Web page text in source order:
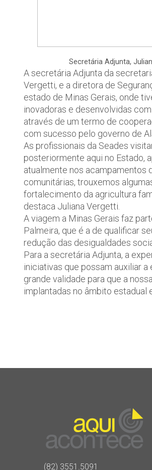
Secretária Adjunta,
A secretária Adjunta da
Vergetti, e a diretora de
estado de Minas Gerais, onde
inovadoras e desenvolvidas
através de um termo de
com sucesso pelo governo de
As profissionais da Seades
posteriormente aqui no Estado,
atualmente nos acampamentos
comunitárias, trouxemos
fortalecimento da agricultura
destaca Juliana Vergetti.
A viagem a Minas Gerais faz
Palmeira, que é a de qualificar
redução das desigualdades
Para a secretária Adjunta, a
iniciativas que possam auxiliar
grande validade para que a
implantadas no âmbito estadual
(82) 3551.5091